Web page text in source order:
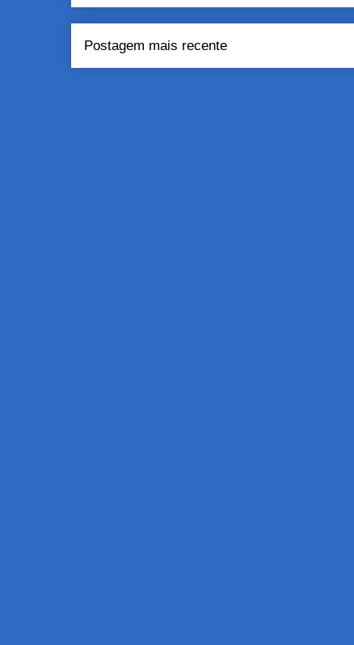
Postagem mais recente